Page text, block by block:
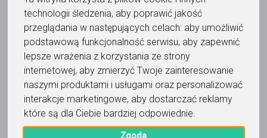
technologii śledzenia, aby poprawić jakość
przeglądania w następujących celach: aby umożliwić
podstawową funkcjonalność serwisu, aby zapewnić
lepsze wrażenia z korzystania ze strony
internetowej, aby zmierzyć Twoje zainteresowanie
naszymi produktami i usługami oraz personalizować
interakcje marketingowe, aby dostarczać reklamy
które są dla Ciebie bardziej odpowiednie.
Zgoda
język angielski
Mikołaj - Najlepsze Lekcje
Unikalne i skuteczne zajęcia z języka angielskiego dla
NAJBARDZIEJ WYMAGAJĄCYCH. 100% zadowolonych
uczniów. Pokaż mi swój CEL, a ja pomogę Ci go OSIĄGNĄĆ!